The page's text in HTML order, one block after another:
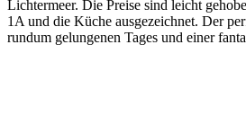
Lichtermeer. Die Preise sind leicht
1A und die Küche ausgezeichnet. Der
rundum gelungenen Tages und einer